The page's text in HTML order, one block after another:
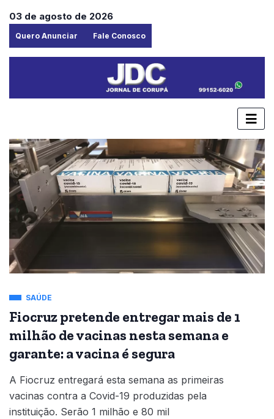
03 de agosto de 2026
Quero Anunciar Fale Conosco
SAÚDE
Fiocruz pretende entregar mais de 1
milhão de vacinas nesta semana e
garante: a vacina é segura
A Fiocruz entregará esta semana as primeiras
vacinas contra a Covid-19 produzidas pela
instituição. Serão 1 milhão e 80 mil